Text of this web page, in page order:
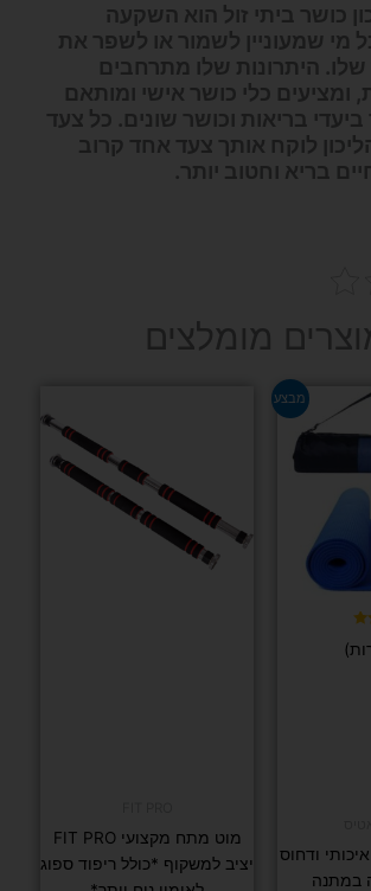
כושר ביתי זול הוא השקעה
מי שמעוניין לשמור או לשפר את
היתרונות שלו מתרחבים
ומציעים כלי כושר אישי ומותאם
ביעדי בריאות וכושר שונים. כל צעד
לוקח אותך צעד אחד קרוב
בריא וחטוב יותר.
מומלצים
מבצע
6 מ"מ איכותי ודחוס
במתנה
מוט מתח מקצועי FIT PRO
יציב למשקוף *כולל ריפוד ספוג